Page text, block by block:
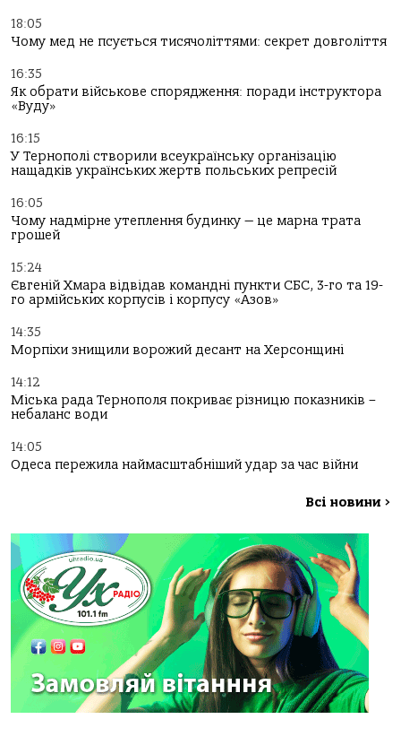
18:05
Чому мед не псується тисячоліттями: секрет довголіття
16:35
Як обрати військове спорядження: поради інструктора
«Вуду»
16:15
У Тернополі створили всеукраїнську організацію
нащадків українських жертв польських репресій
16:05
Чому надмірне утеплення будинку — це марна трата
грошей
15:24
Євгеній Хмара відвідав командні пункти СБС, 3-го та 19-
го армійських корпусів і корпусу «Азов»
14:35
Морпіхи знищили ворожий десант на Херсонщині
14:12
Міська рада Тернополя покриває різницю показників –
небаланс води
14:05
Одеса пережила наймасштабніший удар за час війни
Всі новини >